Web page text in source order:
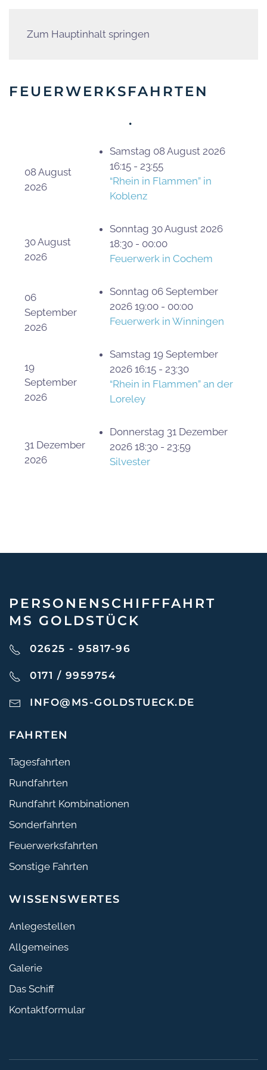
Zum Hauptinhalt springen
FEUERWERKSFAHRTEN
.
08 August
2026
Samstag 08 August 2026
16:15 - 23:55
“Rhein in Flammen” in
Koblenz
30 August
2026
Sonntag 30 August 2026
18:30 - 00:00
Feuerwerk in Cochem
06
September
2026
Sonntag 06 September
2026 19:00 - 00:00
Feuerwerk in Winningen
19
September
2026
Samstag 19 September
2026 16:15 - 23:30
“Rhein in Flammen” an der
Loreley
31 Dezember
2026
Donnerstag 31 Dezember
2026 18:30 - 23:59
Silvester
PERSONEN­SCHIFF­FAHRT
MS GOLDSTÜCK
02625 - 95817-96
0171 / 9959754
INFO@MS-GOLDSTUECK.DE
FAHRTEN
Tagesfahrten
Rundfahrten
Rundfahrt Kombinationen
Sonderfahrten
Feuerwerksfahrten
Sonstige Fahrten
WISSENSWERTES
Anlegestellen
Allgemeines
Galerie
Das Schiff
Kontaktformular